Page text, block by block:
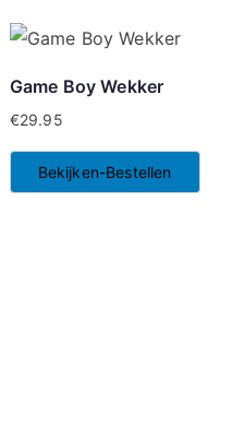
Game Boy Wekker
€29.95
Bekijken-Bestellen